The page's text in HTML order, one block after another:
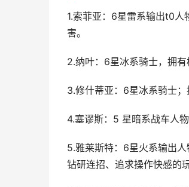
1.索菲亚：6星雷系输出t0人
害。
2.纳叶：6星冰系骑士，拥有
3.修什蒂亚：6星冰系骑士；
4.塞谬斯：5 星暗系战车人物
5.雅莱斯特：6星火系输出
钻研连招、追求操作快感的玩